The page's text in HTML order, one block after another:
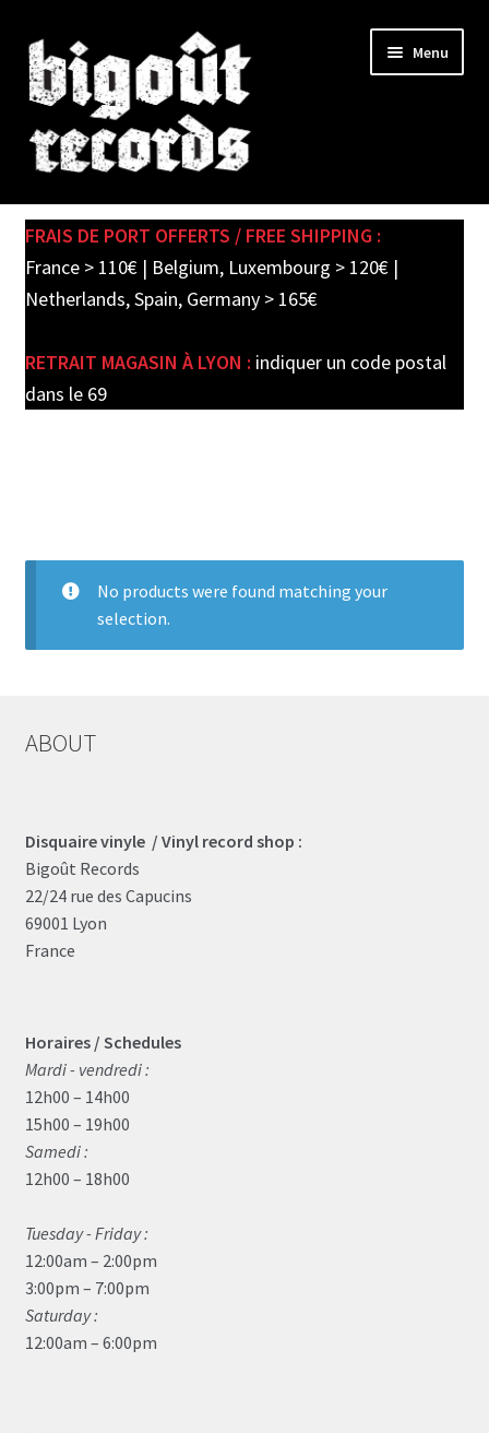
Skip
to
navigation
Skip
to
content
Menu
SHOP
child
PRE-ORDERS
FRAIS DE PORT OFFERTS / FREE SHIPPING :
France > 110€ | Belgium, Luxembourg > 120€ |
Netherlands, Spain, Germany > 165€
RETRAIT MAGASIN À LYON : indiquer un code postal
dans le 69
No products were found matching your
selection.
ABOUT
Disquaire vinyle / Vinyl record shop :
Bigoût Records
22/24 rue des Capucins
69001 Lyon
France
Horaires / Schedules
Mardi - vendredi :
12h00 – 14h00
15h00 – 19h00
Samedi :
12h00 – 18h00
Tuesday - Friday :
12:00am – 2:00pm
3:00pm – 7:00pm
Saturday :
12:00am – 6:00pm